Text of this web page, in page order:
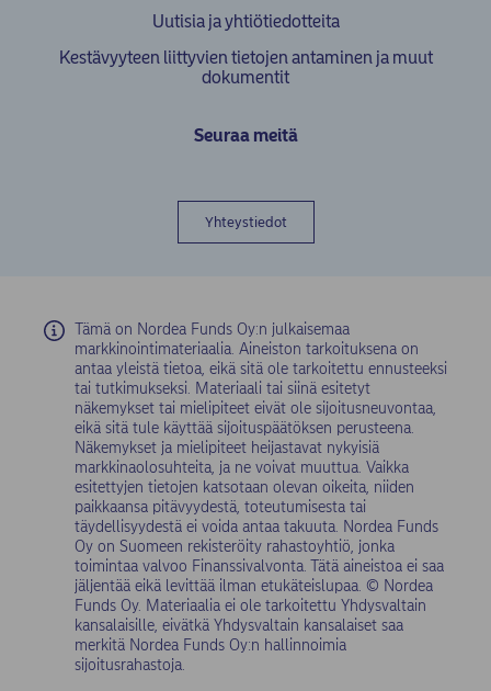
Uutisia ja yhtiötiedotteita
Kestävyyteen liittyvien tietojen antaminen ja muut
dokumentit
Seuraa meitä
Yhteystiedot
Tämä on Nordea Funds Oy:n julkaisemaa
markkinointimateriaalia. Aineiston tarkoituksena on
antaa yleistä tietoa, eikä sitä ole tarkoitettu ennusteeksi
tai tutkimukseksi. Materiaali tai siinä esitetyt
näkemykset tai mielipiteet eivät ole sijoitusneuvontaa,
eikä sitä tule käyttää sijoituspäätöksen perusteena.
Näkemykset ja mielipiteet heijastavat nykyisiä
markkinaolosuhteita, ja ne voivat muuttua. Vaikka
esitettyjen tietojen katsotaan olevan oikeita, niiden
paikkaansa pitävyydestä, toteutumisesta tai
täydellisyydestä ei voida antaa takuuta. Nordea Funds
Oy on Suomeen rekisteröity rahastoyhtiö, jonka
toimintaa valvoo Finanssivalvonta. Tätä aineistoa ei saa
jäljentää eikä levittää ilman etukäteislupaa. © Nordea
Funds Oy. Materiaalia ei ole tarkoitettu Yhdysvaltain
kansalaisille, eivätkä Yhdysvaltain kansalaiset saa
merkitä Nordea Funds Oy:n hallinnoimia
sijoitusrahastoja.